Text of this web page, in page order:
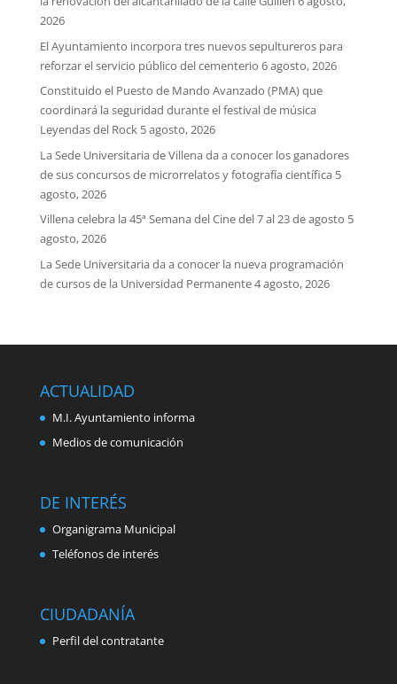
2026
El Ayuntamiento incorpora tres nuevos sepultureros para
reforzar el servicio público del cementerio 6 agosto, 2026
Constituido el Puesto de Mando Avanzado (PMA) que
coordinará la seguridad durante el festival de música
Leyendas del Rock 5 agosto, 2026
La Sede Universitaria de Villena da a conocer los ganadores
de sus concursos de microrrelatos y fotografía científica 5
agosto, 2026
Villena celebra la 45ª Semana del Cine del 7 al 23 de agosto 5
agosto, 2026
La Sede Universitaria da a conocer la nueva programación
de cursos de la Universidad Permanente4 agosto, 2026
ACTUALIDAD
M.I. Ayuntamiento informa
Medios de comunicación
DE INTERÉS
Organigrama Municipal
Teléfonos de interés
CIUDADANÍA
Perfil del contratante